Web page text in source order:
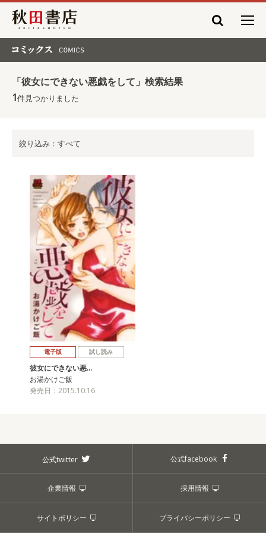
秋田書店
「彼女にできない悪戯をして」検索結果
1件見つかりました
絞り込み：すべて
電子版 試し読み
彼女にできない悪…
お湯かけご飯
発売日：2015.10.16
公式twitter 公式facebook
企業情報 採用情報
サイトポリシー プライバシーポリシー